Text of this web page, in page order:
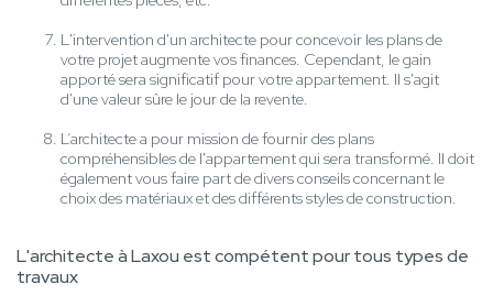
L'intervention d'un architecte pour concevoir les plans de
votre projet augmente vos finances. Cependant, le gain
apporté sera significatif pour votre appartement. Il s'agit
d'une valeur sûre le jour de la revente.
L’architecte a pour mission de fournir des plans
compréhensibles de l'appartement qui sera transformé. Il doit
également vous faire part de divers conseils concernant le
choix des matériaux et des différents styles de construction.
L'architecte à Laxou est compétent pour tous types de
travaux